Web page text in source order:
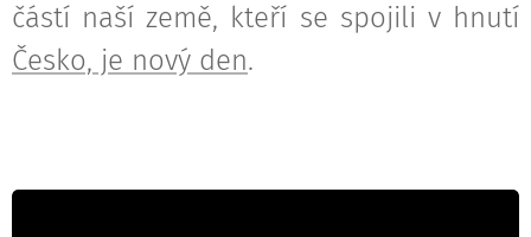
částí naší země, kteří se spojili v hnutí
Česko, je nový den.